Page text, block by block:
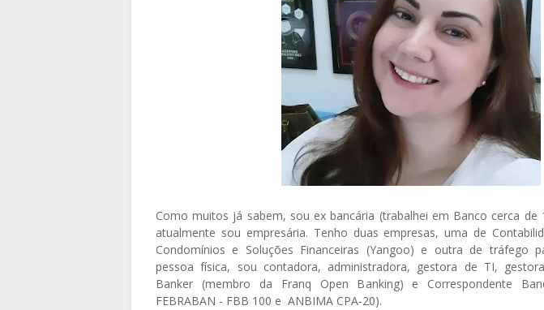
Como muitos já sabem, sou ex bancária (trabalhei em Banco cerca de
atualmente sou empresária. Tenho duas empresas, uma de
Condomínios e Soluções Financeiras (Yangoo) e outra de tráfego
pessoa física, sou contadora, administradora, gestora de TI,
Banker (membro da Franq Open Banking) e Correspondente
FEBRABAN - FBB 100 e ANBIMA CPA-20).